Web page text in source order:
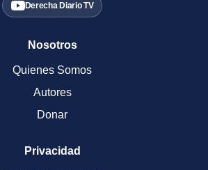
Derecha Diario TV
Nosotros
Quienes Somos
Autores
Donar
Privacidad